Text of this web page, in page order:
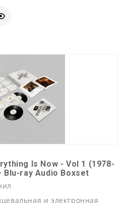
Is Now - Vol 1 (1978-
Blu-ray Audio Boxset
и электронная